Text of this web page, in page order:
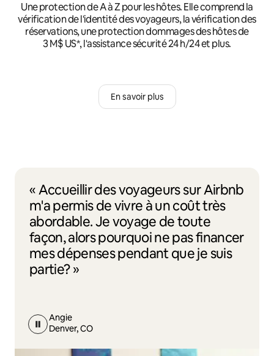
Une protection de A à Z pour les hôtes. Elle comprend la
vérification de l'identité des voyageurs, la vérification des
réservations, une protection dommages des hôtes de
3 M$ US*, l'assistance sécurité 24 h/24 et plus.
En savoir plus
« Accueillir des voyageurs sur Airbnb
m'a permis de vivre à un coût très
abordable. Je voyage de toute
façon, alors pourquoi ne pas financer
mes dépenses pendant que je suis
partie? »
Angie
Denver, CO